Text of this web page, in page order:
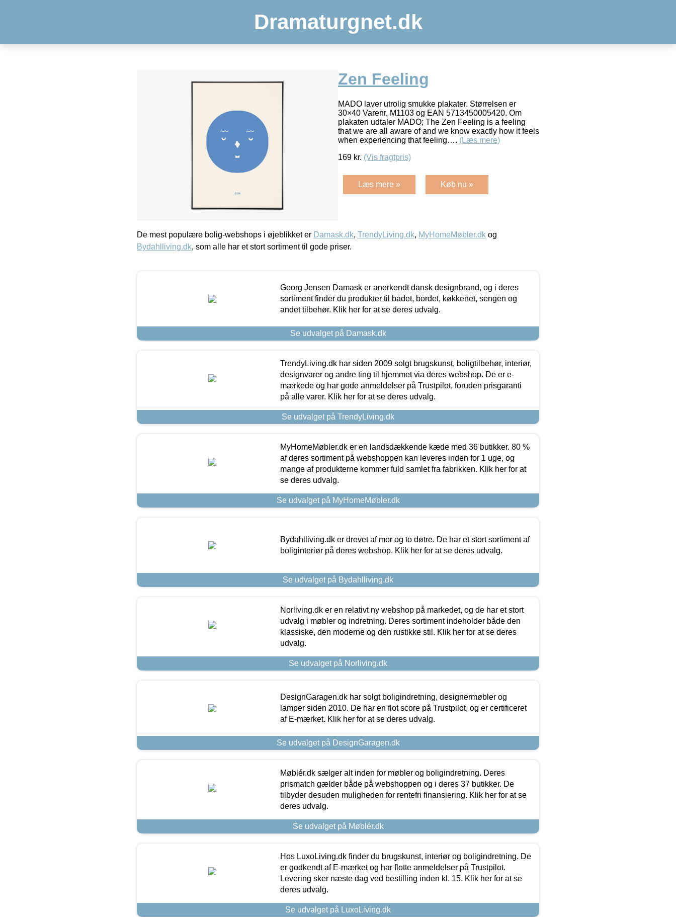
Dramaturgnet.dk
Zen Feeling
MADO laver utrolig smukke plakater. Størrelsen er
30×40 Varenr. M1103 og EAN 5713450005420. Om
plakaten udtaler MADO; The Zen Feeling is a feeling
that we are all aware of and we know exactly how it feels
when experiencing that feeling…. (Læs mere)
169 kr. (Vis fragtpris)
Læs mere » Køb nu »
De mest populære bolig-webshops i øjeblikket er Damask.dk, TrendyLiving.dk, MyHomeMøbler.dk og
Bydahlliving.dk, som alle har et stort sortiment til gode priser.
Georg Jensen Damask er anerkendt dansk designbrand, og i deres
sortiment finder du produkter til badet, bordet, køkkenet, sengen og
andet tilbehør. Klik her for at se deres udvalg.
Se udvalget på Damask.dk
TrendyLiving.dk har siden 2009 solgt brugskunst, boligtilbehør, interiør,
designvarer og andre ting til hjemmet via deres webshop. De er e-
mærkede og har gode anmeldelser på Trustpilot, foruden prisgaranti
på alle varer. Klik her for at se deres udvalg.
Se udvalget på TrendyLiving.dk
MyHomeMøbler.dk er en landsdækkende kæde med 36 butikker. 80 %
af deres sortiment på webshoppen kan leveres inden for 1 uge, og
mange af produkterne kommer fuld samlet fra fabrikken. Klik her for at
se deres udvalg.
Se udvalget på MyHomeMøbler.dk
Bydahlliving.dk er drevet af mor og to døtre. De har et stort sortiment af
boliginteriør på deres webshop. Klik her for at se deres udvalg.
Se udvalget på Bydahlliving.dk
Norliving.dk er en relativt ny webshop på markedet, og de har et stort
udvalg i møbler og indretning. Deres sortiment indeholder både den
klassiske, den moderne og den rustikke stil. Klik her for at se deres
udvalg.
Se udvalget på Norliving.dk
DesignGaragen.dk har solgt boligindretning, designermøbler og
lamper siden 2010. De har en flot score på Trustpilot, og er certificeret
af E-mærket. Klik her for at se deres udvalg.
Se udvalget på DesignGaragen.dk
Møblér.dk sælger alt inden for møbler og boligindretning. Deres
prismatch gælder både på webshoppen og i deres 37 butikker. De
tilbyder desuden muligheden for rentefri finansiering. Klik her for at se
deres udvalg.
Se udvalget på Møblér.dk
Hos LuxoLiving.dk finder du brugskunst, interiør og boligindretning. De
er godkendt af E-mærket og har flotte anmeldelser på Trustpilot.
Levering sker næste dag ved bestilling inden kl. 15. Klik her for at se
deres udvalg.
Se udvalget på LuxoLiving.dk